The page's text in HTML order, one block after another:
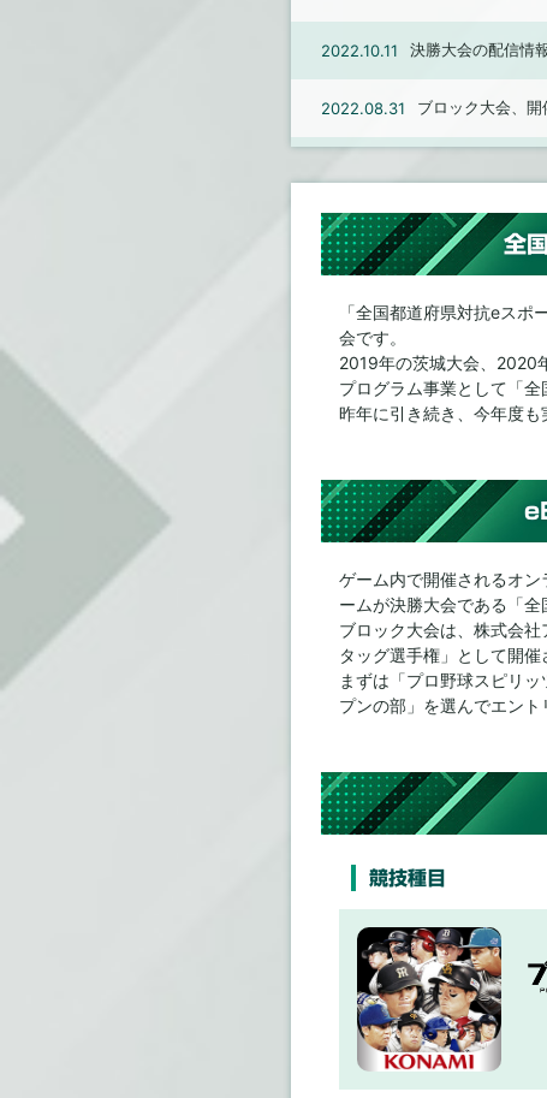
2022.10.11 決勝大会の配信情
2022.08.31 ブロック大会、
2022.08.08 北信越・東海ブ
2022.08.04 開催県（栃木県
2022.08.04
2022.08.01 配信情報ページ
2022.07.22 開催県枠代表決定
2022.05.10 ブロック大会エン
2022.05.10 レギュレーション
2022.05.01 オンライン予選
2022.04.25 公式サイトを公開
全
「全国都道府県対抗eス
会です。
2019年の茨城大会、2020
プログラム事業として「
昨年に引き続き、今年度も
ゲーム内で開催されるオ
ームが決勝大会である「
ブロック大会は、株式会
タッグ選手権」として開催
まずは「プロ野球スピリ
プンの部」を選んでエン
競技種目